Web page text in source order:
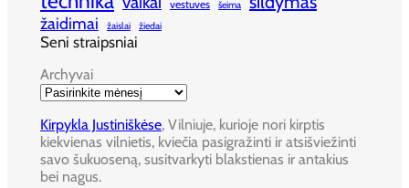
vestuves šeima
žaidimai žaislai žiedai
Seni straipsniai
Archyvai
Kirpykla Justiniškėse, Vilniuje, kurioje nori kirptis
kiekvienas vilnietis, kviečia pasigražinti ir atsišviežinti
savo šukuoseną, susitvarkyti blakstienas ir antakius
bei nagus.